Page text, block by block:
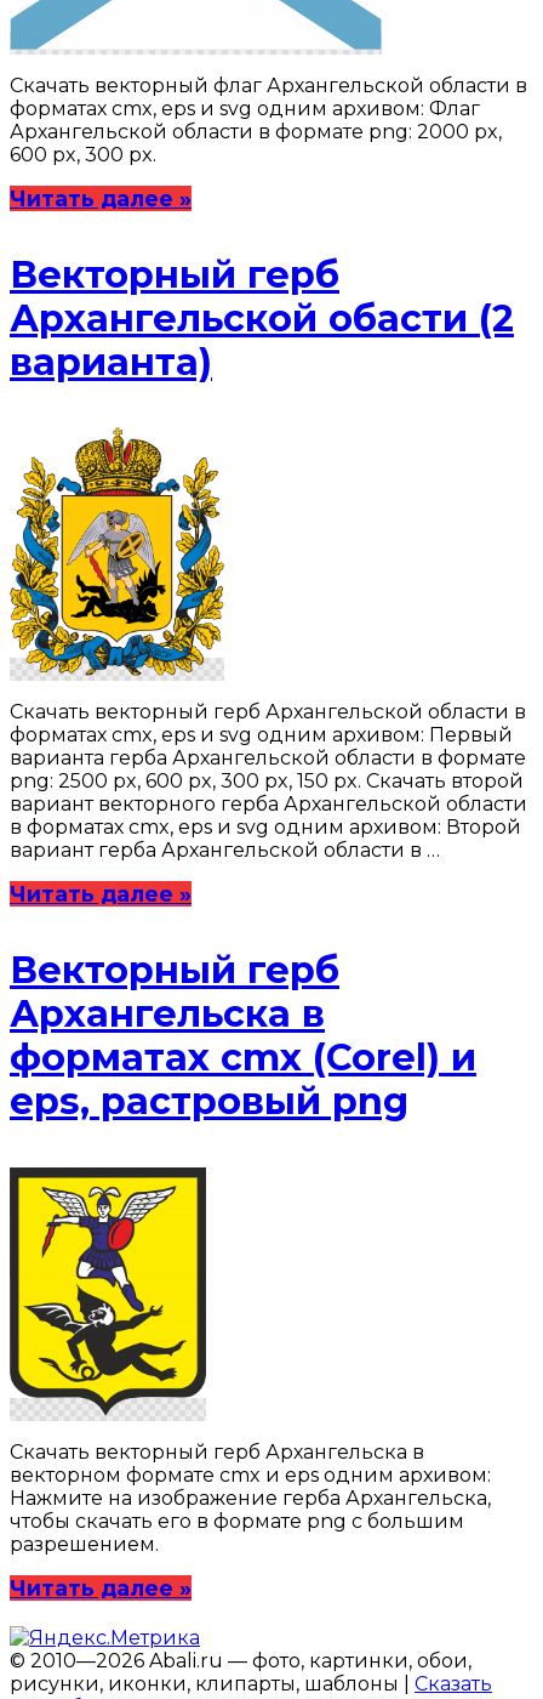
Скачать векторный флаг Архангельской области в
форматах cmx, eps и svg одним архивом: Флаг
Архангельской области в формате png: 2000 px,
600 px, 300 px.
Читать далее »
Векторный герб
Архангельской обасти (2
варианта)
Скачать векторный герб Архангельской области в
форматах cmx, eps и svg одним архивом: Первый
варианта герба Архангельской области в формате
png: 2500 px, 600 px, 300 px, 150 px. Скачать второй
вариант векторного герба Архангельской области
в форматах cmx, eps и svg одним архивом: Второй
вариант герба Архангельской области в …
Читать далее »
Векторный герб
Архангельска в
форматах cmx (Corel) и
eps, растровый png
Скачать векторный герб Архангельска в
векторном формате cmx и eps одним архивом:
Нажмите на изображение герба Архангельска,
чтобы скачать его в формате png с большим
разрешением.
Читать далее »
© 2010—2026 Abali.ru — фото, картинки, обои,
рисунки, иконки, клипарты, шаблоны | Сказать